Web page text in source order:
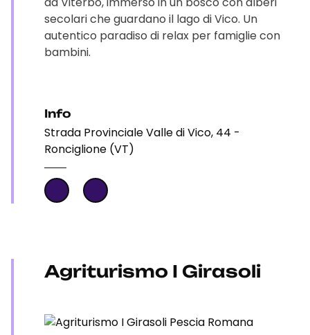
secolari che guardano il lago di Vico. Un
autentico paradiso di relax per famiglie con
bambini.
Info
Strada Provinciale Valle di Vico, 44 -
Ronciglione (VT)
Agriturismo I Girasoli